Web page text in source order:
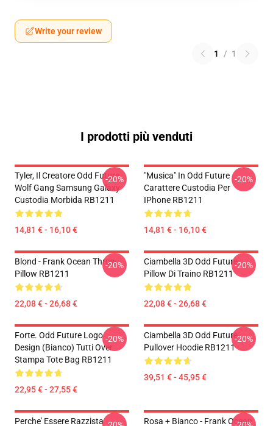
Write your review
1 / 1
I prodotti più venduti
Tyler, Il Creatore Odd Future
Wolf Gang Samsung Galaxy
Custodia Morbida RB1211
14,81 € - 16,10 €
-20%
"Musica" In Odd Future
Carattere Custodia Per
IPhone RB1211
14,81 € - 16,10 €
-20%
Blond - Frank Ocean Throw
Pillow RB1211
22,08 € - 26,68 €
-20%
Ciambella 3D Odd Future
Pillow Di Traino RB1211
22,08 € - 26,68 €
-20%
Forte. Odd Future Logo
Design (bianco) Tutti Over
Stampa Tote Bag RB1211
22,95 € - 27,55 €
-20%
Ciambella 3D Odd Future
Pullover Hoodie RB1211
39,51 € - 45,95 €
-20%
Perche' Essere Razzista
Rosa + Bianco - Frank Ocean